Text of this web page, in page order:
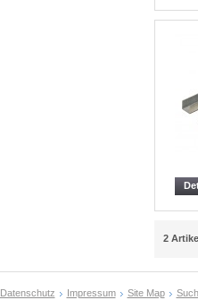
2
Datenschutz Impressum Site Map